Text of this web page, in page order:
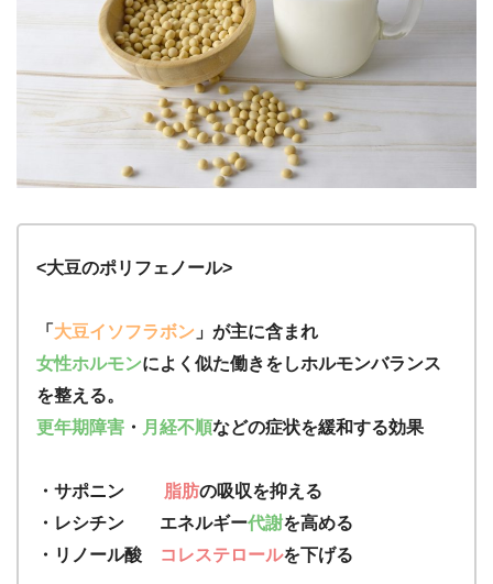
<大豆のポリフェノール>
「 大豆イソフラボン 」が主に含まれ
女性ホルモンによく似た働きをしホルモンバランス
を整える。
更年期障害 ・ 月経不順などの症状を緩和する効果
・サポニン 脂肪の吸収を抑える
・レシチン エネルギー代謝を高める
・リノール酸
コレステロールを下げる